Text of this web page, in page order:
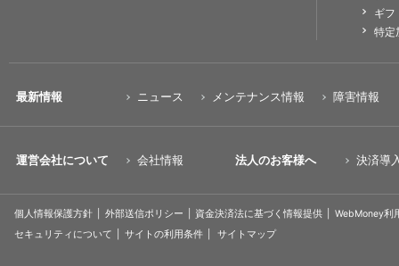
ギフ
特定
最新情報 ニュース メンテナンス情報 障害情報
運営会社について 会社情報 法人のお客様へ 決済導
個人情報保護方針 外部送信ポリシー 資金決済法に基づく情報提供
WebMoney利
セキュリティについて
サイトの利用条件 サイトマップ